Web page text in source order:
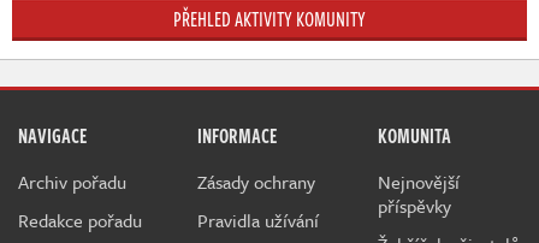
PŘEHLED AKTIVITY KOMUNITY
NAVIGACE
Archiv pořadu
Redakce pořadu
INFORMACE
Zásady ochrany
Pravidla užívání
KOMUNITA
Nejnovější
příspěvky